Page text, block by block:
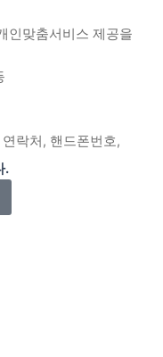
인맞춤서비스 제공을
락처, 핸드폰번호,
.